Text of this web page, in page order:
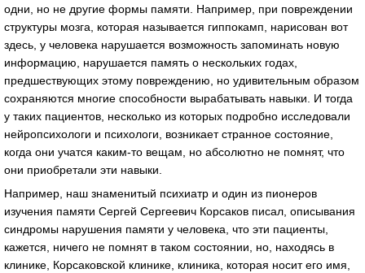
одни, но не другие формы памяти. Например, при повреждении
структуры мозга, которая называется гиппокамп, нарисован вот
здесь, у человека нарушается возможность запоминать новую
информацию, нарушается память о нескольких годах,
предшествующих этому повреждению, но удивительным образом
сохраняются многие способности вырабатывать навыки. И тогда
у таких пациентов, несколько из которых подробно исследовали
нейропсихологи и психологи, возникает странное состояние,
когда они учатся каким-то вещам, но абсолютно не помнят, что
они приобретали эти навыки.
Например, наш знаменитый психиатр и один из пионеров
изучения памяти Сергей Сергеевич Корсаков писал, описывания
синдромы нарушения памяти у человека, что эти пациенты,
кажется, ничего не помнят в таком состоянии, но, находясь в
клинике, Корсаковской клинике, клиника, которая носит его имя,